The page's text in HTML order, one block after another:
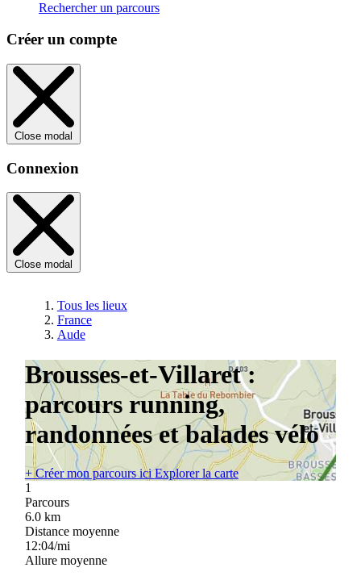
Rechercher un parcours
Créer un compte
Close modal
Connexion
Close modal
Tous les lieux
France
Aude
Brousses-et-Villaret :
parcours running,
randonnées et balades vélo
+Créer mon parcours iciExplorer la carte
1
Parcours
6.0 km
Distance moyenne
12:04/mi
Allure moyenne